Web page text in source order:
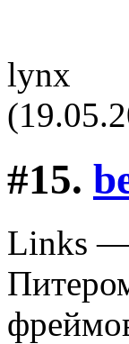
lynx
#15.
Links —